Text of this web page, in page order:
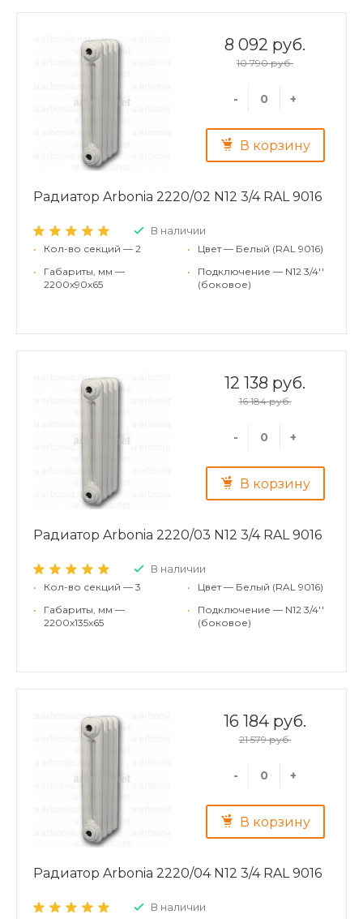
8 092 руб.
10 790 руб.
- +
В корзину
Радиатор Arbonia 2220/02 N12 3/4 RAL 9016
В наличии
•
Кол-во секций — 2
•
Габариты, мм —
2200x90x65
•
Цвет — Белый (RAL 9016)
•
Подключение — N12 3/4''
(боковое)
12 138 руб.
16 184 руб.
- +
В корзину
Радиатор Arbonia 2220/03 N12 3/4 RAL 9016
В наличии
•
Кол-во секций — 3
•
Габариты, мм —
2200x135x65
•
Цвет — Белый (RAL 9016)
•
Подключение — N12 3/4''
(боковое)
16 184 руб.
21 579 руб.
- +
В корзину
Радиатор Arbonia 2220/04 N12 3/4 RAL 9016
В наличии